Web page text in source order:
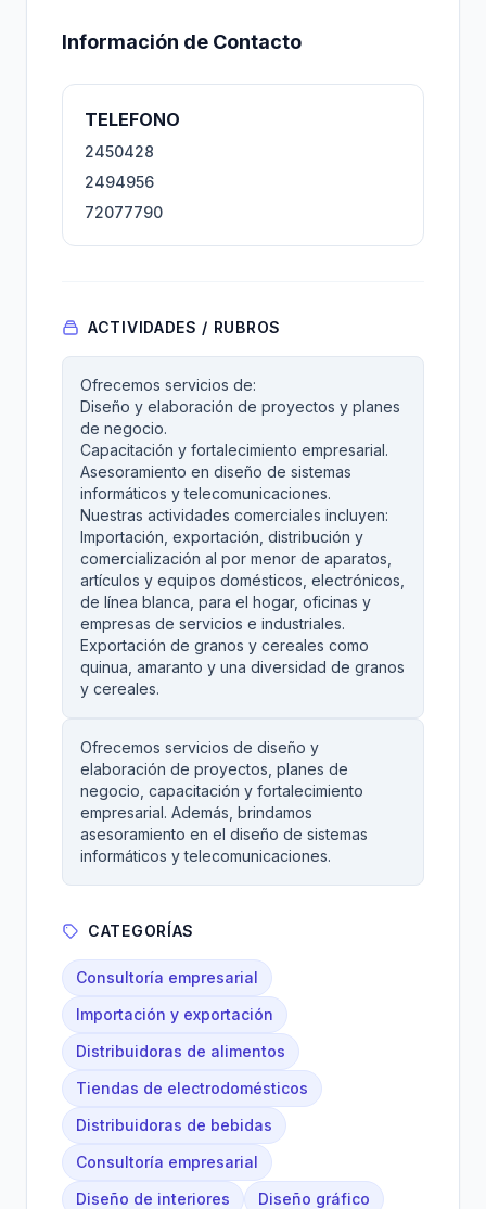
Información de Contacto
TELEFONO
2450428
2494956
72077790
ACTIVIDADES / RUBROS
Ofrecemos servicios de:
Diseño y elaboración de proyectos y planes
de negocio.
Capacitación y fortalecimiento empresarial.
Asesoramiento en diseño de sistemas
informáticos y telecomunicaciones.
Nuestras actividades comerciales incluyen:
Importación, exportación, distribución y
comercialización al por menor de aparatos,
artículos y equipos domésticos, electrónicos,
de línea blanca, para el hogar, oficinas y
empresas de servicios e industriales.
Exportación de granos y cereales como
quinua, amaranto y una diversidad de granos
y cereales.
Ofrecemos servicios de diseño y
elaboración de proyectos, planes de
negocio, capacitación y fortalecimiento
empresarial. Además, brindamos
asesoramiento en el diseño de sistemas
informáticos y telecomunicaciones.
CATEGORÍAS
Consultoría empresarial
Importación y exportación
Distribuidoras de alimentos
Tiendas de electrodomésticos
Distribuidoras de bebidas
Consultoría empresarial
Diseño de interiores
Diseño gráfico